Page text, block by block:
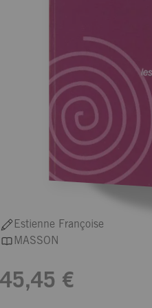
Estienne Françoise
MASSON
45,45 €